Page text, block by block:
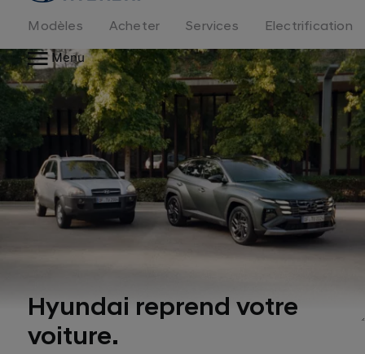
logo
Modèles Acheter Services
Electrification
Menu
Hyundai reprend votre
voiture.